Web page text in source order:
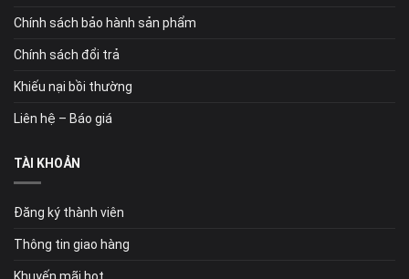
Chính sách bảo hành sản phẩm
Chính sách đổi trả
Khiếu nại bồi thường
Liên hệ – Báo giá
TÀI KHOẢN
Đăng ký thành viên
Thông tin giao hàng